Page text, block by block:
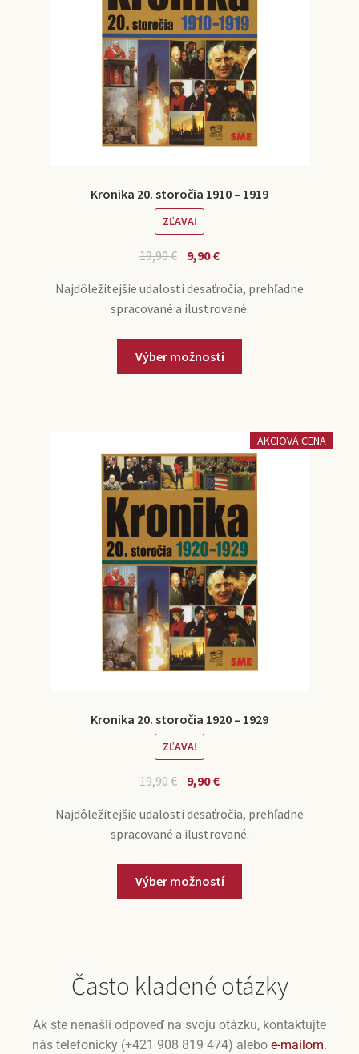
Kronika 20. storočia 1910 – 1919
ZĽAVA!
19,90€ 9,90€
Najdôležitejšie udalosti desaťročia, prehľadne
spracované a ilustrované.
Výber možností
AKCIOVÁ CENA
Kronika 20. storočia 1920 – 1929
ZĽAVA!
19,90€ 9,90€
Najdôležitejšie udalosti desaťročia, prehľadne
spracované a ilustrované.
Výber možností
Často kladené otázky
Ak ste nenašli odpoveď na svoju otázku, kontaktujte
nás telefonicky (+421 908 819 474) alebo e-mailom.